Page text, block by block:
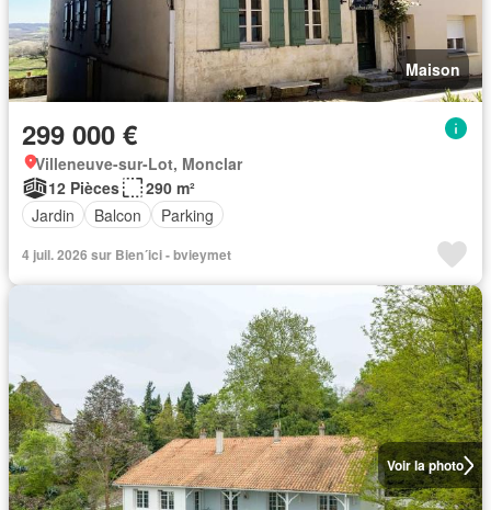
Maison
299 000 €
Villeneuve-sur-Lot, Monclar
12 Pièces
290 m²
Jardin
Balcon Parking
4 juil. 2026 sur Bien´ici - bvieymet
Voir la photo